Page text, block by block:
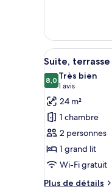
le
type
de
chambre
Chambre
Cosy
Afficher
toutes
les
photos
pour
ce
type
de
chambre :
Suite,
5
Suite, terrasse
8,08,0 sur 10
Très bien
1 avis
(1 avis)
24 m²
1 chambre
2 personnes
1 grand lit
Wi-Fi gratuit
Plus de détails
Plus